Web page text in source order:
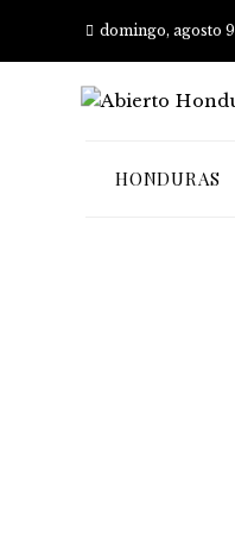
domingo, agosto 9
HONDURAS